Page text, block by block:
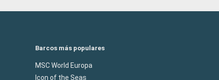
Barcos más populares
MSC World Europa
Icon of the Seas